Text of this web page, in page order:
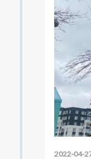
2022-04-